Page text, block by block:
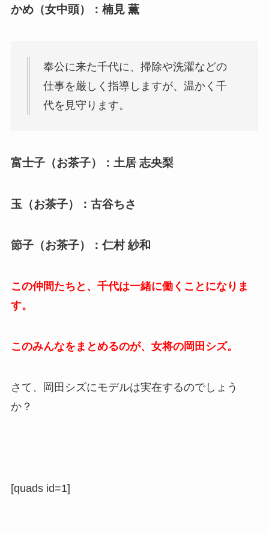
かめ（女中頭）：楠見 薫
奉公に来た千代に、掃除や洗濯などの
仕事を厳しく指導しますが、温かく千
代を見守ります。
富士子（お茶子）：土居 志央梨
玉（お茶子）：古谷ちさ
節子（お茶子）：仁村 紗和
この仲間たちと、千代は一緒に働くことになりま
す。
このみんなをまとめるのが、女将の岡田シズ。
さて、岡田シズにモデルは実在するのでしょう
か？
[quads id=1]